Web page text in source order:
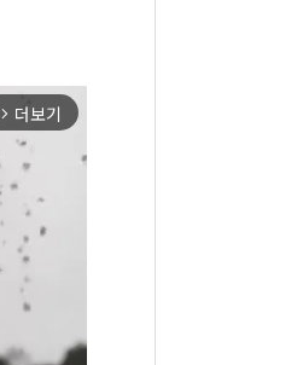
arrow_forward_ios 더보기